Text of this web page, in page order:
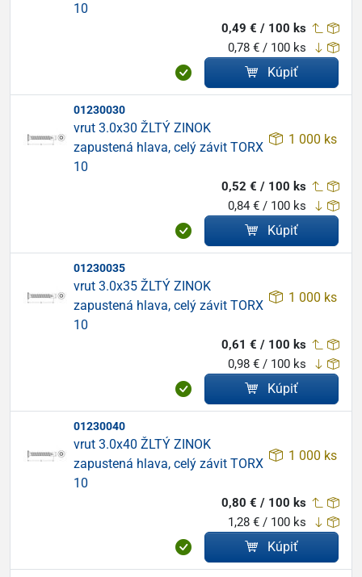
10
0,49 € / 100 ks
0,78 € / 100 ks
Kúpiť
01230030
vrut 3.0x30 ŽLTÝ ZINOK
zapustená hlava, celý závit TORX
10
1 000 ks
0,52 € / 100 ks
0,84 € / 100 ks
Kúpiť
01230035
vrut 3.0x35 ŽLTÝ ZINOK
zapustená hlava, celý závit TORX
10
1 000 ks
0,61 € / 100 ks
0,98 € / 100 ks
Kúpiť
01230040
vrut 3.0x40 ŽLTÝ ZINOK
zapustená hlava, celý závit TORX
10
1 000 ks
0,80 € / 100 ks
1,28 € / 100 ks
Kúpiť